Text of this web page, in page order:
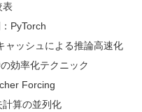
表
PyTorch
ャッシュによる推論高速化
効率化テクニック
Forcing
計算の並列化